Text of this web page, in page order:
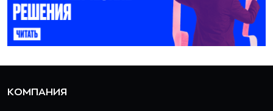
КОМПАНИЯ